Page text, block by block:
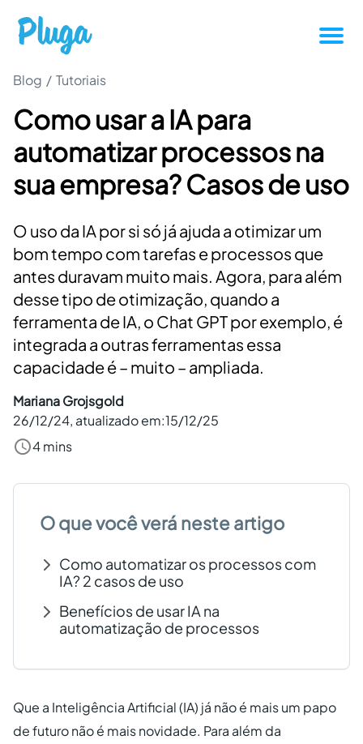
Produtividade
Novidades da Pluga
Casos de sucesso
Outros
Entrar
Blog / Tutoriais
Como usar a IA para
automatizar processos na
sua empresa? Casos de uso
O uso da IA por si só já ajuda a otimizar um
bom tempo com tarefas e processos que
antes duravam muito mais. Agora, para além
desse tipo de otimização, quando a
ferramenta de IA, o Chat GPT por exemplo, é
integrada a outras ferramentas essa
capacidade é – muito – ampliada.
Mariana Grojsgold
26/12/24, atualizado em:15/12/25
4 mins
O que você verá neste artigo
Como automatizar os processos com
IA? 2 casos de uso
Benefícios de usar IA na
automatização de processos
Que a Inteligência Artificial (IA) já não é mais um papo
de futuro não é mais novidade. Para além da